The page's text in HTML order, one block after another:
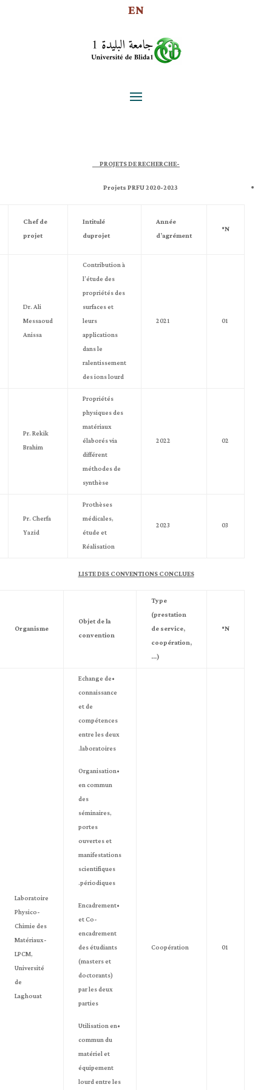
EN
-PROJETS DE RECHERCHE
Projets PRFU 2020-2023
N°
Année
d’agrément
Intitulé
duprojet
Chef de
projet
01
2021
Contribution à
l’étude des
propriétés des
surfaces et
leurs
applications
dans le
ralentissement
des ions lourd
Dr. Ali
Messaoud
Anissa
02
2022
Propriétés
physiques des
matériaux
élaborés via
différent
méthodes de
synthèse
Pr. Rekik
Brahim
03
2023
Prothèses
médicales,
étude et
Réalisation
Pr. Cherfa
Yazid
LISTE DES CONVENTIONS CONCLUES
N°
Type
(prestation
de service,
coopération,
…)
Objet de la
convention
Organisme
01
Coopération
•Echange de
connaissance
et de
compétences
entre les deux
laboratoires.
•Organisation
en commun
des
séminaires,
portes
ouvertes et
manifestations
scientifiques
périodiques.
•Encadrement
et Co-
encadrement
des étudiants
(masters et
doctorants)
par les deux
parties
•Utilisation en
commun du
matériel et
équipement
lourd entre les
Laboratoire
Physico-
Chimie des
Matériaux-
LPCM,
Université
de
Laghouat